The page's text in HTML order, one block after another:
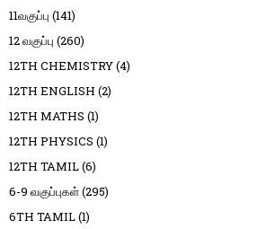
11வகுப்பு (141)
12 வகுப்பு (260)
12TH CHEMISTRY(4)
12TH ENGLISH (2)
12TH MATHS (1)
12TH PHYSICS (1)
12TH TAMIL(6)
6-9 வகுப்புகள்(295)
6TH TAMIL(1)